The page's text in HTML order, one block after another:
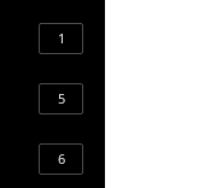
1
5
6